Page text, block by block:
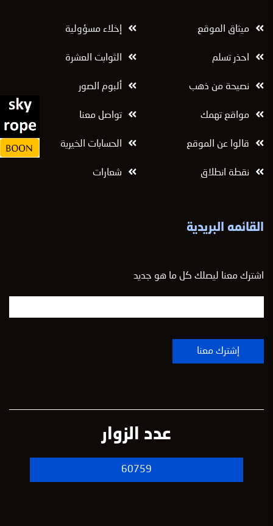
ميثاق الموقع إخلاء مسؤولية
احذر تسلم الثوابت العشرة
نصيحة من ذهب ألبوم الصور
مواقع تهمك تواصل معنا
قالوا عن الموقع الحسابات الخيرية
نقطة انطلاق شعارات
القائمه البريدية
اشترك معنا ليصلك كل ما هو جديد
عدد الزوار
60759